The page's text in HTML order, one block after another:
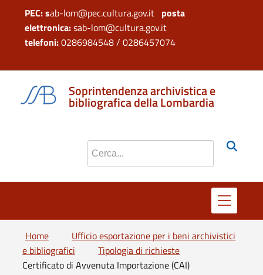
PEC: sab-lom@pec.cultura.gov.it posta
elettronica:sab-lom@cultura.gov.it
telefoni:0286984548 / 0286457074
Soprintendenza archivistica e
bibliografica della Lombardia
Cerca nel sito
Home
Ufficio esportazione per i beni archivistici
e bibliografici
Tipologia di richieste
Certificato di Avvenuta Importazione (CAI)